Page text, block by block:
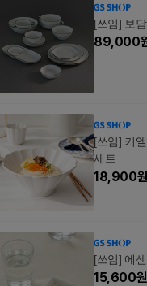
[쓰임] 보
89,000
[쓰임] 키
세트
18,900원
[쓰임] 에
15,600원